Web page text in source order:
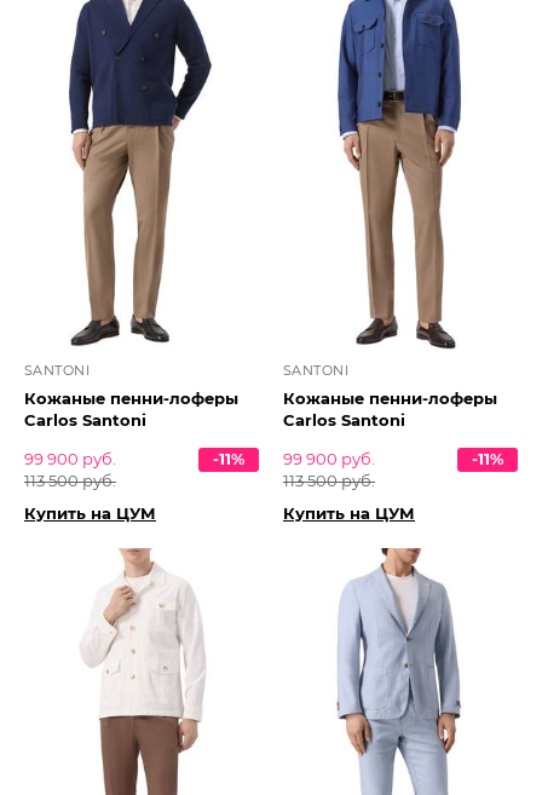
SANTONI
Кожаные пенни-лоферы
Carlos Santoni
99 900 руб.
113 500 руб.
-11%
Купить на ЦУМ
SANTONI
Кожаные пенни-лоферы
Carlos Santoni
99 900 руб.
113 500 руб.
-11%
Купить на ЦУМ